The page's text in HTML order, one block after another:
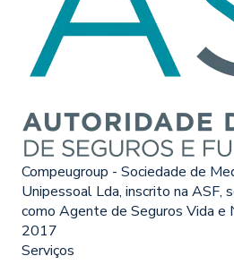
Compeugroup - Sociedade de
Unipessoal Lda, inscrito na ASF,
como Agente de Seguros Vida
2017
Serviços